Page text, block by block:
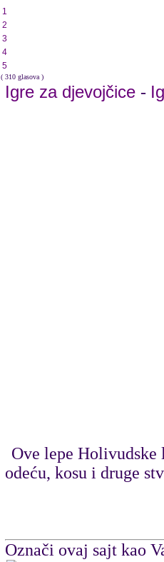
1
2
3
4
5
( 310 glasova )
Igre za djevojčice -
Ove lepe Holivudske
odeću, kosu i druge
Označi ovaj sajt kao